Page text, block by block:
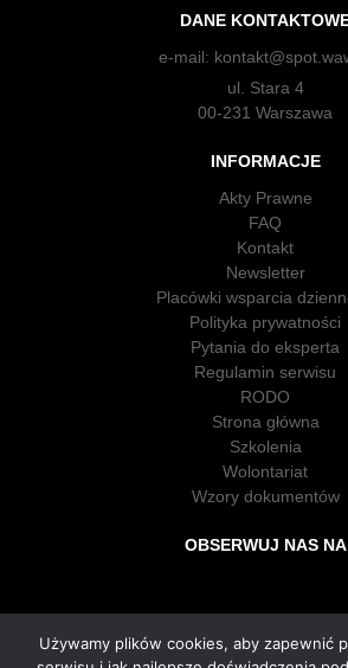
DANE
e-mail:
ul. Stara 4
00-231 Warszawa
INFORMACJE
Akty Prawne
FAQ
Kontakt
Newsletter
Placówki wsparcia
Polityka prywatności
Pytania do eksperta
Regulamin serwisu
RODO
Strona główna
Szkolenia
Wolontariat
Wzory dokumentów
OBSERWUJ NAS NA
Używamy plików cookies, aby zapewnić